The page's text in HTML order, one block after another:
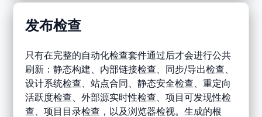
发布检查
只有在完整的自动化检查套件通过后才会进行公共
刷新：静态构建、内部链接检查、同步/导出检查、
设计系统检查、站点合同、静态安全检查、重定向
活跃度检查、外部源实时性检查、项目可发现性检
查、项目目录检查，以及浏览器检视。生成的根